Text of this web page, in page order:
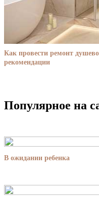
Как провести ремонт
рекомендации
Популярное на
В ожидании ребенка